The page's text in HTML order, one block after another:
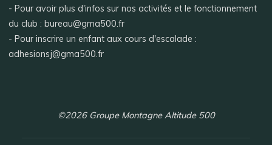
- Pour avoir plus d'infos sur nos activités et le fonctionnement
du club : bureau@gma500.fr
- Pour inscrire un enfant aux cours d'escalade :
adhesionsj@gma500.fr
©2026 Groupe Montagne Altitude 500